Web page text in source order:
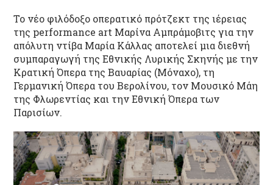
Το νέο φιλόδοξο οπερατικό πρότζεκτ της ιέρειας
της performance art Μαρίνα Αμπράμοβιτς για την
απόλυτη ντίβα Μαρία Κάλλας αποτελεί μια διεθνή
συμπαραγωγή της Εθνικής Λυρικής Σκηνής με την
Κρατική Όπερα της Βαυαρίας (Μόναχο), τη
Γερμανική Όπερα του Βερολίνου, τον Μουσικό Μάη
της Φλωρεντίας και την Εθνική Όπερα των
Παρισίων.